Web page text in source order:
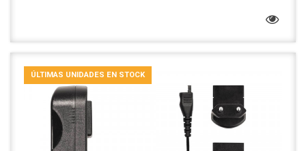
ÚLTIMAS UNIDADES EN STOCK